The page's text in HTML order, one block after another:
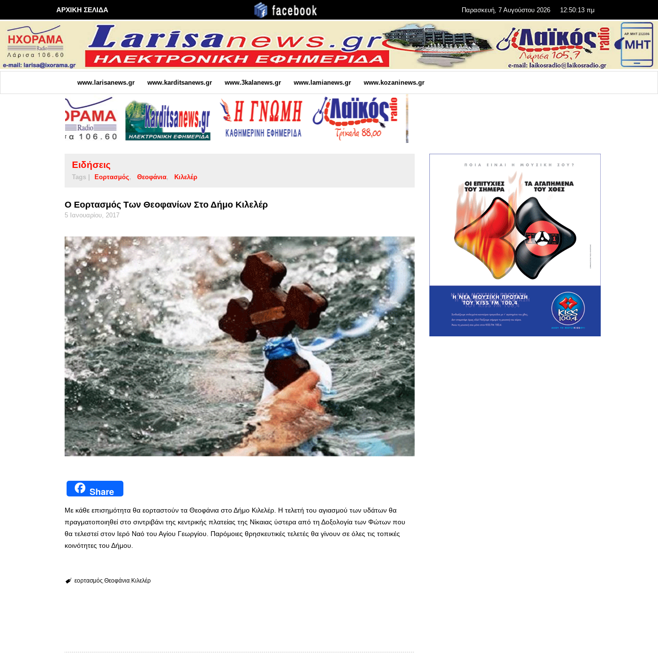
ΑΡΧΙΚΗ ΣΕΛΙΔΑ Παρασκευή, 7 Αυγούστου 2026 12:50:13 πμ
www.larisanews.gr www.karditsanews.gr www.3kalanews.gr www.lamianews.gr www.kozaninews.gr
Ειδήσεις
Tags | Εορτασμός Θεοφάνια Κιλελέρ
Ο Εορτασμός Των Θεοφανίων Στο Δήμο Κιλελέρ
5 Ιανουαρίου, 2017
Share
Με κάθε επισημότητα θα εορταστούν τα Θεοφάνια στο Δήμο Κιλελέρ. Η τελετή του αγιασμού των υδάτων θα
πραγματοποιηθεί στο σιντριβάνι της κεντρικής πλατείας της Νίκαιας ύστερα από τη Δοξολογία των Φώτων που
θα τελεστεί στον Ιερό Ναό του Αγίου Γεωργίου. Παρόμοιες θρησκευτικές τελετές θα γίνουν σε όλες τις τοπικές
κοινότητες του Δήμου.
εορτασμός Θεοφάνια Κιλελέρ